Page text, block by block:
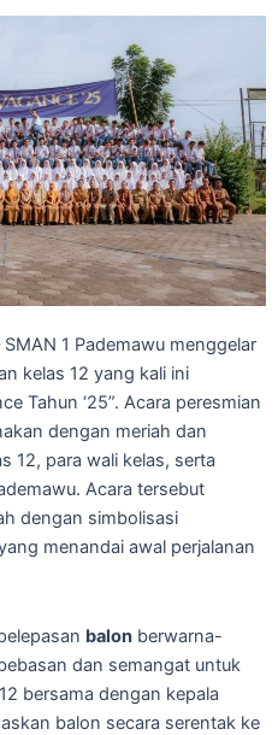
1 Pademawu menggelar
kelas 12 yang kali ini
Tahun ‘25”. Acara peresmian
dengan meriah dan
12, para wali kelas, serta
Acara tersebut
dengan simbolisasi
menandai awal perjalanan
balon berwarna-
dan semangat untuk
bersama dengan kepala
balon secara serentak ke